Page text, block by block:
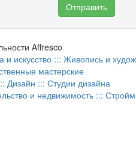
Отправить
Affresco
и искусство ::: Живопись и
мастерские
Дизайн ::: Студии дизайна
и недвижимость :::